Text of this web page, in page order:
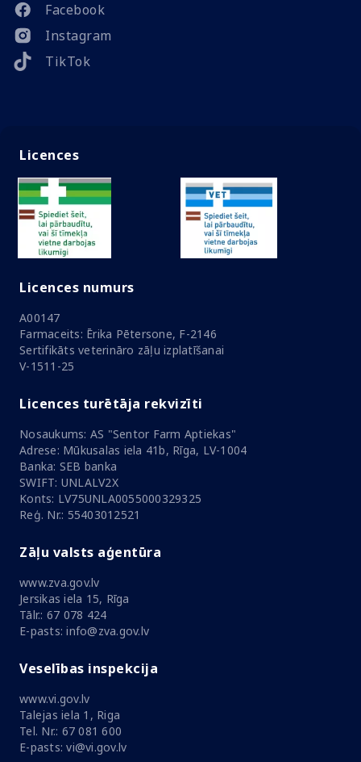
Facebook
Instagram
TikTok
Licences
Licences numurs
A00147
Farmaceits: Ērika Pētersone, F-2146
Sertifikāts veterināro zāļu izplatīšanai
V-1511-25
Licences turētāja rekvizīti
Nosaukums: AS "Sentor Farm Aptiekas"
Adrese: Mūkusalas iela 41b, Rīga, LV-1004
Banka: SEB banka
SWIFT: UNLALV2X
Konts: LV75UNLA0055000329325
Reģ. Nr.: 55403012521
Zāļu valsts aģentūra
www.zva.gov.lv
Jersikas iela 15, Rīga
Tālr.: 67 078 424
E-pasts: info@zva.gov.lv
Veselības inspekcija
www.vi.gov.lv
Talejas iela 1, Riga
Tel. Nr.: 67 081 600
E-pasts: vi@vi.gov.lv